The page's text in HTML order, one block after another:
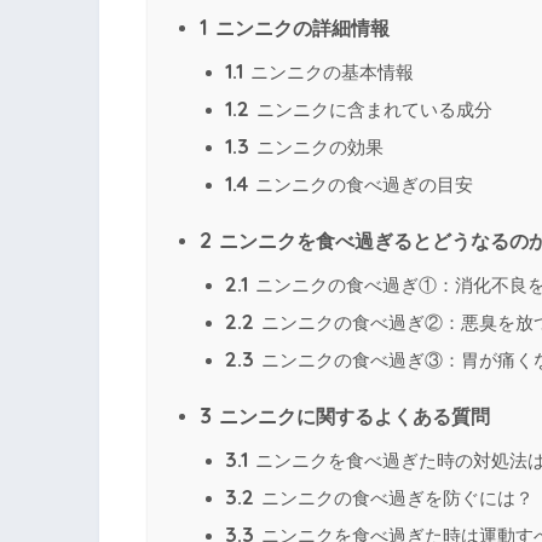
1 ニンニクの詳細情報
1.1 ニンニクの基本情報
1.2 ニンニクに含まれている成分
1.3 ニンニクの効果
1.4 ニンニクの食べ過ぎの目安
2 ニンニクを食べ過ぎるとどうなるの
2.1 ニンニクの食べ過ぎ①：消化不良
2.2 ニンニクの食べ過ぎ②：悪臭を放
2.3 ニンニクの食べ過ぎ③：胃が痛く
3 ニンニクに関するよくある質問
3.1 ニンニクを食べ過ぎた時の対処法
3.2 ニンニクの食べ過ぎを防ぐには？
3.3 ニンニクを食べ過ぎた時は運動す